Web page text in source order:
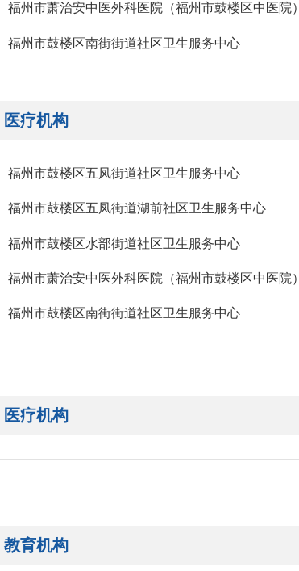
福州市萧治安中医外科医院（福州市鼓楼区中医院）
福州市鼓楼区南街街道社区卫生服务中心
医疗机构
福州市鼓楼区五凤街道社区卫生服务中心
福州市鼓楼区五凤街道湖前社区卫生服务中心
福州市鼓楼区水部街道社区卫生服务中心
福州市萧治安中医外科医院（福州市鼓楼区中医院）
福州市鼓楼区南街街道社区卫生服务中心
医疗机构
教育机构